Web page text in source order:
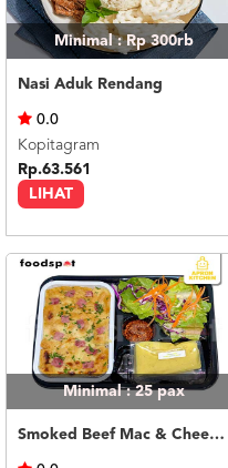
Minimal : Rp 300rb
Nasi Aduk Rendang
LIHAT
0.0
Kopitagram
Rp.63.561
Minimal : 25pax
Smoked Beef Mac & Cheese B